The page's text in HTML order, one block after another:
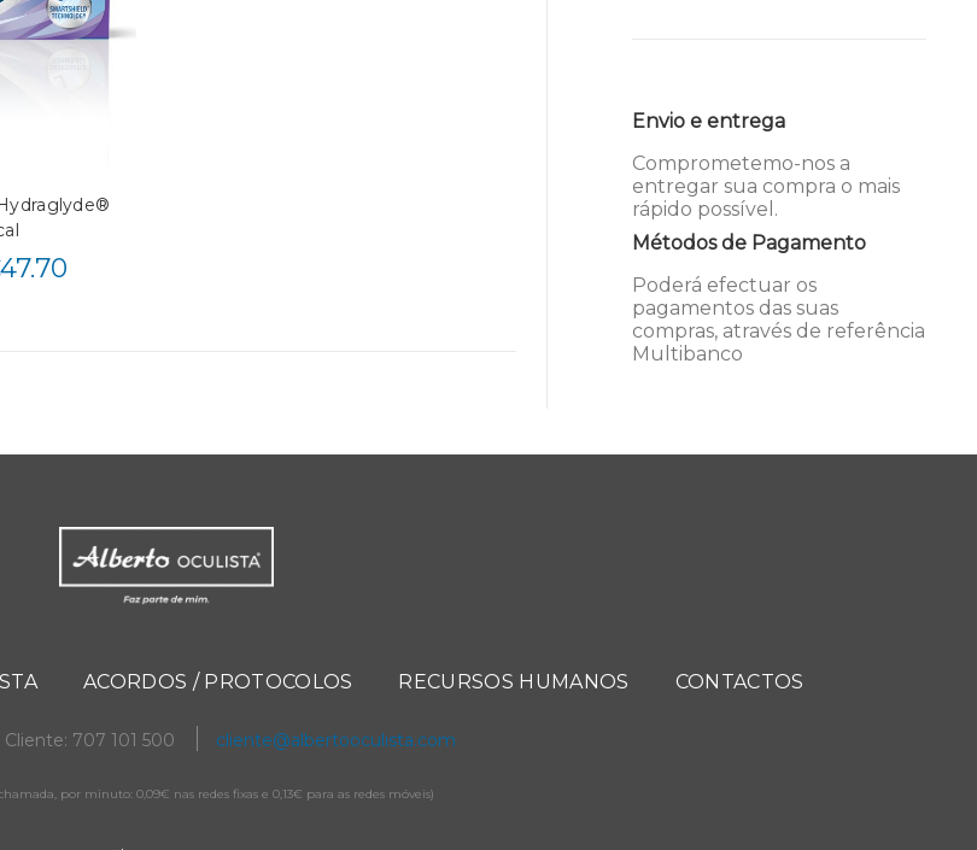
Envio e entrega
Comprometemo-nos a
entregar sua compra o mais
rápido possível.
Métodos de Pagamento
Poderá efectuar os
pagamentos das suas
compras, através de referência
Multibanco
ACORDOS / PROTOCOLOS RECURSOS HUMANOS CONTACTOS
707 101 500 cliente@albertooculista.com
por minuto: 0,09€ nas redes fixas e 0,13€ para as redes móveis)